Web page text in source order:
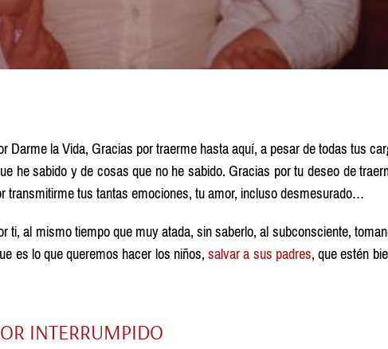
Darme la Vida, Gracias por traerme hasta aquí, a pesar de todas tus
he sabido y de cosas que no he sabido. Gracias por tu deseo de
transmitirme tus tantas emociones, tu amor, incluso desmesurado…
ti, al mismo tiempo que muy atada, sin saberlo, al subconsciente,
es lo que queremos hacer los niños,salvar a sus padres, que estén
INTERRUMPIDO